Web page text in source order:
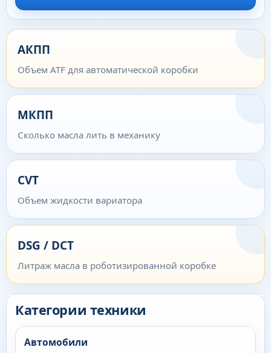
АКПП
Объем ATF для автоматической коробки
МКПП
Сколько масла лить в механику
CVT
Объем жидкости вариатора
DSG / DCT
Литраж масла в роботизированной коробке
Категории техники
Автомобили